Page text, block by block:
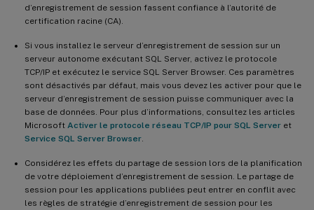
d’enregistrement de session fassent confiance à l’autorité de
certification racine (CA).
Si vous installez le serveur d’enregistrement de session sur un
serveur autonome exécutant SQL Server, activez le protocole
TCP/IP et exécutez le service SQL Server Browser. Ces paramètres
sont désactivés par défaut, mais vous devez les activer pour que le
serveur d’enregistrement de session puisse communiquer avec la
base de données. Pour plus d’informations, consultez les articles
Microsoft Activer le protocole réseau TCP/IP pour SQL Server et
Service SQL Server Browser
Considérez les effets du partage de session lors de la planification
de votre déploiement d’enregistrement de session. Le partage de
session pour les applications publiées peut entrer en conflit avec
les règles de stratégie d’enregistrement de session pour les